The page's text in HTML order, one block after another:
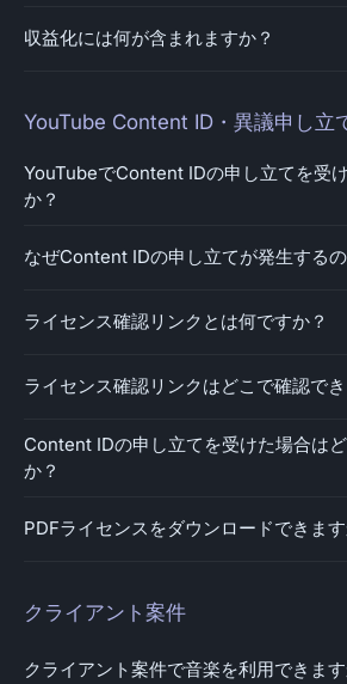
収益化には何が含まれますか？
YouTube Content ID・異議申し立
YouTubeでContent IDの申し立てを受
か？
なぜContent IDの申し立てが発生する
ライセンス確認リンクとは何ですか？
ライセンス確認リンクはどこで確認で
Content IDの申し立てを受けた場合は
か？
PDFライセンスをダウンロードできます
クライアント案件
クライアント案件で音楽を利用できます